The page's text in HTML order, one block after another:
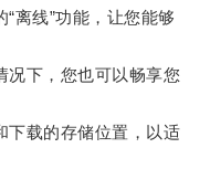
线”功能，让您能够
下，您也可以畅享您
载的存储位置，以适